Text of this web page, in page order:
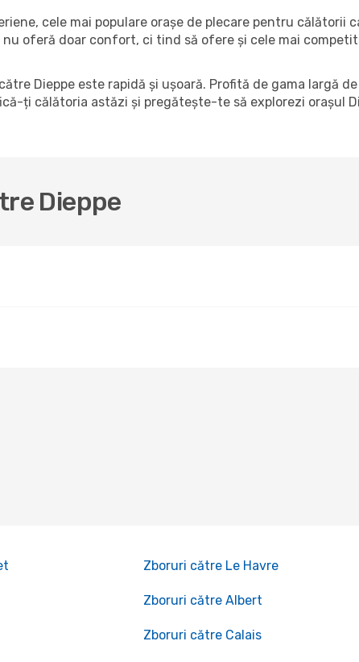
cele mai populare orașe de plecare pentru călătorii
oferă doar confort, ci tind să ofere și cele mai
Dieppe este rapidă și ușoară. Profită de gama largă
ți călătoria astăzi și pregătește-te să explorezi orașul
Dieppe
Zboruri către Le Havre
Zboruri către Albert
Zboruri către Calais